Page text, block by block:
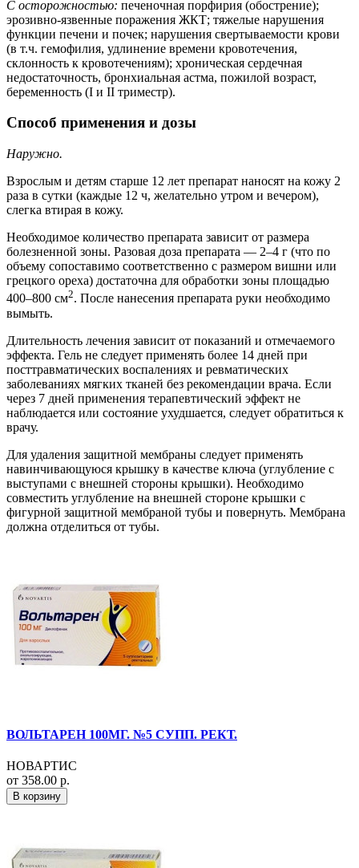
С осторожностью: печеночная порфирия (обострение);
эрозивно-язвенные поражения ЖКТ; тяжелые нарушения
функции печени и почек; нарушения свертываемости крови
(в т.ч. гемофилия, удлинение времени кровотечения,
склонность к кровотечениям); хроническая сердечная
недостаточность, бронхиальная астма, пожилой возраст,
беременность (I и II триместр).
Способ применения и дозы
Наружно.
Взрослым и детям старше 12 лет препарат наносят на кожу 2
раза в сутки (каждые 12 ч, желательно утром и вечером),
слегка втирая в кожу.
Необходимое количество препарата зависит от размера
болезненной зоны. Разовая доза препарата — 2–4 г (что по
объему сопоставимо соответственно с размером вишни или
грецкого ореха) достаточна для обработки зоны площадью
400–800 см2. После нанесения препарата руки необходимо
вымыть.
Длительность лечения зависит от показаний и отмечаемого
эффекта. Гель не следует применять более 14 дней при
посттравматических воспалениях и ревматических
заболеваниях мягких тканей без рекомендации врача. Если
через 7 дней применения терапевтический эффект не
наблюдается или состояние ухудшается, следует обратиться к
врачу.
Для удаления защитной мембраны следует применять
навинчивающуюся крышку в качестве ключа (углубление с
выступами с внешней стороны крышки). Необходимо
совместить углубление на внешней стороне крышки с
фигурной защитной мембраной тубы и повернуть. Мембрана
должна отделиться от тубы.
ВОЛЬТАРЕН 100МГ. №5 СУПП. РЕКТ.
НОВАРТИС
от 358.00 р.
В корзину